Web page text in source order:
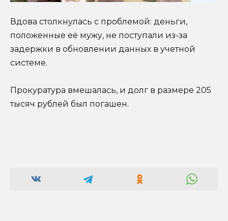
Вдова столкнулась с проблемой: деньги,
положенные её мужу, не поступали из-за
задержки в обновлении данных в учетной
системе.
Прокуратура вмешалась, и долг в размере 205
тысяч рублей был погашен.